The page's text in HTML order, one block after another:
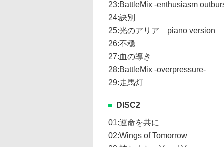
23:BattleMix -enthusiasm
24:訣別
25:光のアリア piano version
26:不穏
27:血の導き
28:BattleMix -overpressure-
29:走馬灯
DISC2
01:運命を共に
02:Wings of Tomorrow